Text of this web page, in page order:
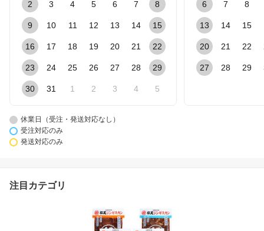
2 3 4 5 6 7 8
9 10 11 12 13 14 15
16 17 18 19 20 21 22
23 24 25 26 27 28 29
30 31 1 2 3 4 5
6 7 8
13 14 15
20 21 22
27 28 29
休業日（受注・発送対応なし）
受注対応のみ
発送対応のみ
注目カテゴリ